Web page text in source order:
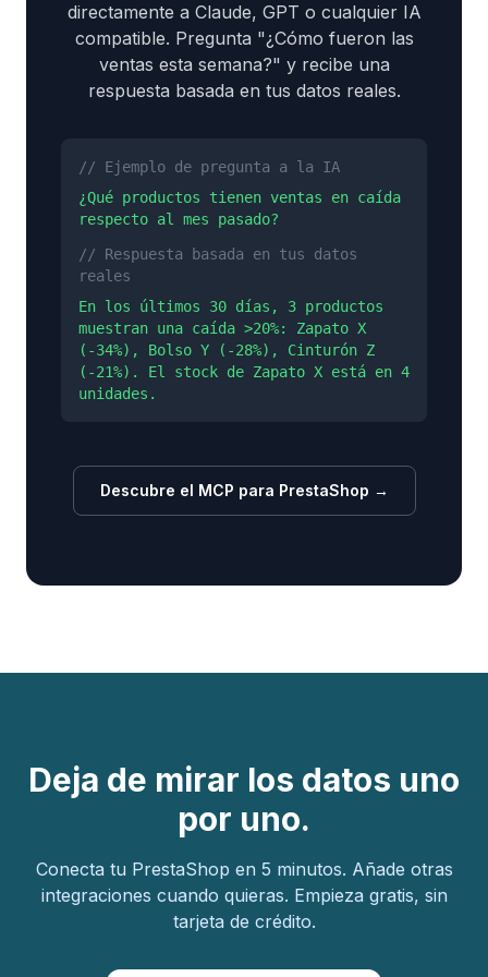
directamente a Claude, GPT o cualquier IA
compatible. Pregunta "¿Cómo fueron las
ventas esta semana?" y recibe una
respuesta basada en tus datos reales.
// Ejemplo de pregunta a la IA
¿Qué productos tienen ventas en caída
respecto al mes pasado?
// Respuesta basada en tus datos
reales
En los últimos 30 días, 3 productos
muestran una caída >20%: Zapato X
(-34%), Bolso Y (-28%), Cinturón Z
(-21%). El stock de Zapato X está en 4
unidades.
Descubre el MCP para PrestaShop →
Deja de mirar los datos uno
por uno.
Conecta tu PrestaShop en 5 minutos. Añade otras
integraciones cuando quieras. Empieza gratis, sin
tarjeta de crédito.